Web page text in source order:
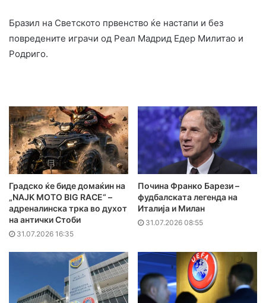
Бразил на Светското првенство ќе настапи и без
повредените играчи од Реал Мадрид Едер Милитао и
Родриго.
Градско ќе биде домаќин на
„NAJK MOTO BIG RACE“ –
адреналинска трка во духот
на антички Стоби
31.07.2026 16:35
Почина Франко Барези –
фудбалската легенда на
Италија и Милан
31.07.2026 08:55